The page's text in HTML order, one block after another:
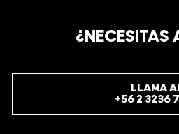
¿NECESITAS
LLAMA
+56 2 3236